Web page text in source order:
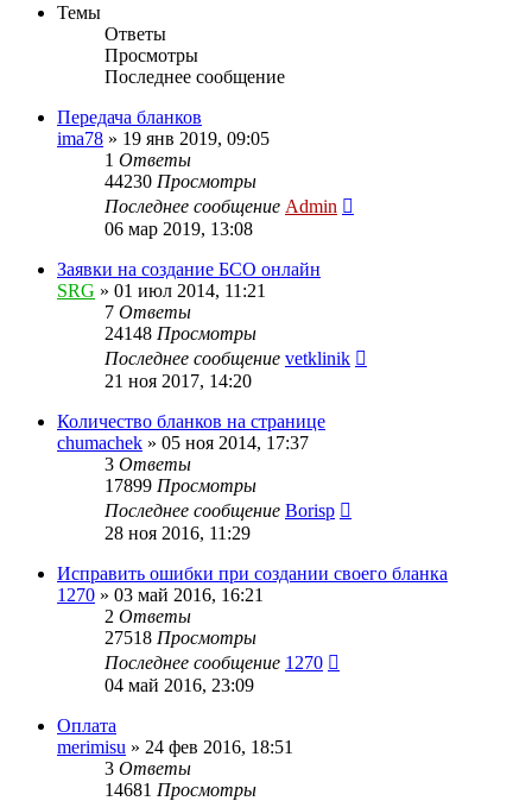
Темы
Ответы
Просмотры
Последнее сообщение
Передача бланков
ima78 » 19 янв 2019, 09:05
1 Ответы
44230 Просмотры
Последнее сообщение Admin
06 мар 2019, 13:08
Заявки на создание БСО онлайн
SRG » 01 июл 2014, 11:21
7 Ответы
24148 Просмотры
Последнее сообщение vetklinik
21 ноя 2017, 14:20
Количество бланков на странице
chumachek » 05 ноя 2014, 17:37
3 Ответы
17899 Просмотры
Последнее сообщение Borisp
28 ноя 2016, 11:29
Исправить ошибки при создании своего бланка
1270 » 03 май 2016, 16:21
2 Ответы
27518 Просмотры
Последнее сообщение 1270
04 май 2016, 23:09
Оплата
merimisu » 24 фев 2016, 18:51
3 Ответы
14681 Просмотры